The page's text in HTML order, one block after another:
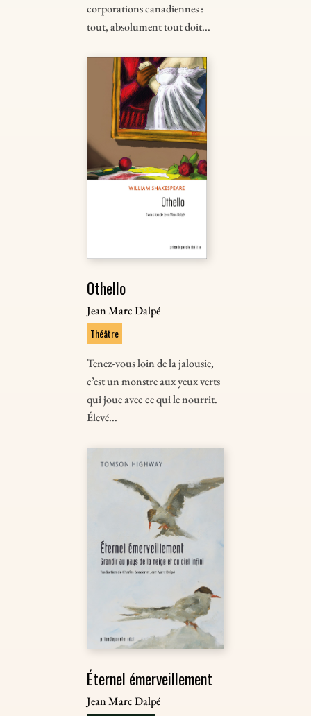
corporations canadiennes :
tout, absolument tout doit...
Othello
Jean Marc Dalpé
Théâtre
Tenez-vous loin de la jalousie,
c’est un monstre aux yeux verts
qui joue avec ce qui le nourrit.
Élevé...
Éternel émerveillement
Jean Marc Dalpé